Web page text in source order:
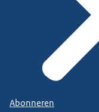
Abonneren